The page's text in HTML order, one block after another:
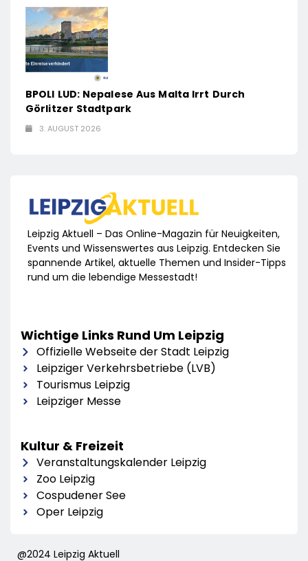
BPOLI LUD: Nepalese Aus Malta Irrt Durch
Görlitzer Stadtpark
3. AUGUST 2026
Leipzig Aktuell – Das Online-Magazin für Neuigkeiten,
Events und Wissenswertes aus Leipzig. Entdecken Sie
spannende Artikel, aktuelle Themen und Insider-Tipps
rund um die lebendige Messestadt!
Wichtige Links Rund Um Leipzig
Offizielle Webseite der Stadt Leipzig
Leipziger Verkehrsbetriebe (LVB)
Tourismus Leipzig
Leipziger Messe
Kultur & Freizeit
Veranstaltungskalender Leipzig
Zoo Leipzig
Cospudener See
Oper Leipzig
@2024 Leipzig Aktuell